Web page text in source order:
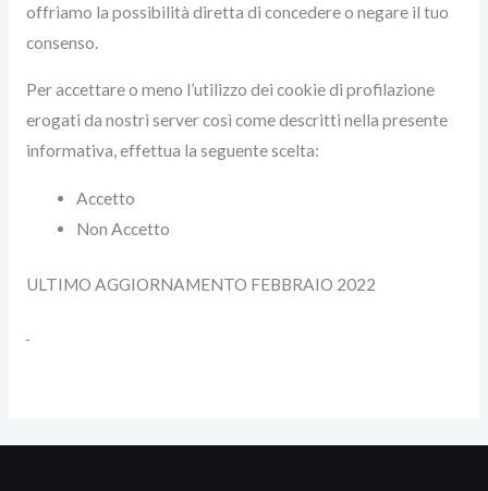
offriamo la possibilità diretta di concedere o negare il tuo
consenso.
Per accettare o meno l’utilizzo dei cookie di profilazione
erogati da nostri server così come descritti nella presente
informativa, effettua la seguente scelta:
Accetto
Non Accetto
ULTIMO AGGIORNAMENTO FEBBRAIO 2022